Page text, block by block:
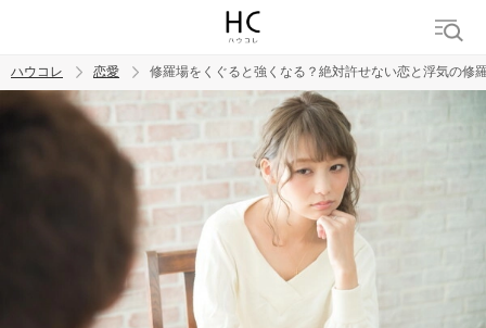
ハウコレ 恋愛 修羅場をくぐると強くなる？絶対許せない恋と浮気の修